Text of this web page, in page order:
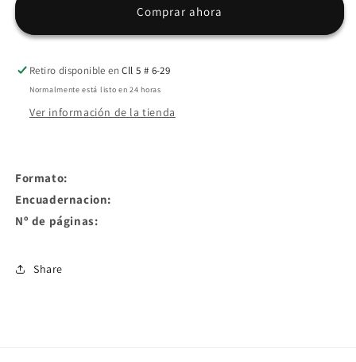
Ivar
Coll
Ivar
Coll
Comprar ahora
Retiro disponible enCll 5 # 6-29
Normalmente está listo en 24 horas
Ver información de la tienda
Formato:
Encuadernacion:
Nº de páginas:
Share